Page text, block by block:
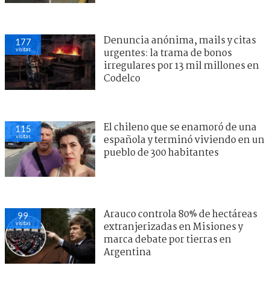
177
visitas
Denuncia anónima, mails y citas
urgentes: la trama de bonos
irregulares por 13 mil millones en
Codelco
115
visitas
El chileno que se enamoró de una
española y terminó viviendo en un
pueblo de 300 habitantes
99
visitas
Arauco controla 80% de hectáreas
extranjerizadas en Misiones y
marca debate por tierras en
Argentina